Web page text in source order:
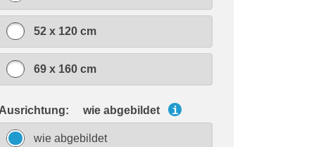
52 x 120 cm
69 x 160 cm
wie abgebildet i
wie abgebildet